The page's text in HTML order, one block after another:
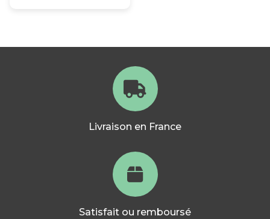
Livraison en France
Satisfait ou remboursé